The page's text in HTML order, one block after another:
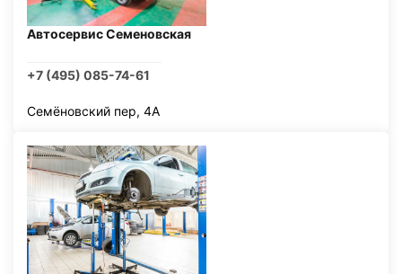
Автосервис Семеновская
+7 (495) 085-74-61
Семёновский пер, 4А